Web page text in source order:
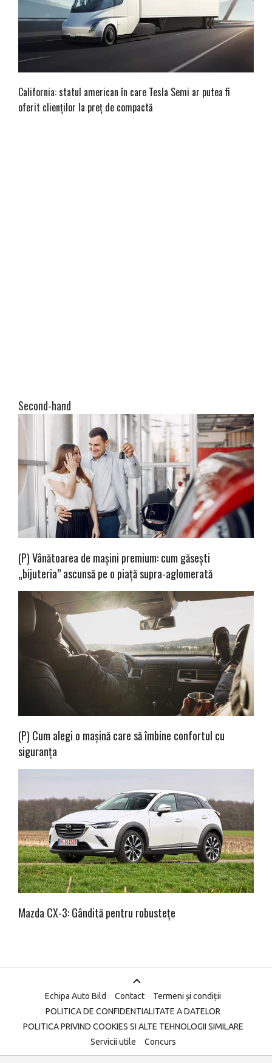
California: statul american în care Tesla Semi ar putea fi
oferit clienților la preț de compactă
Second-hand
(P) Vânătoarea de mașini premium: cum găsești
„bijuteria” ascunsă pe o piață supra-aglomerată
(P) Cum alegi o mașină care să îmbine confortul cu
siguranța
Mazda CX-3: Gândită pentru robustețe
Echipa Auto Bild Contact
Termeni și condiții
POLITICA DE CONFIDENTIALITATE A DATELOR
POLITICA PRIVIND COOKIES SI ALTE TEHNOLOGII SIMILARE
Servicii utile
Concurs